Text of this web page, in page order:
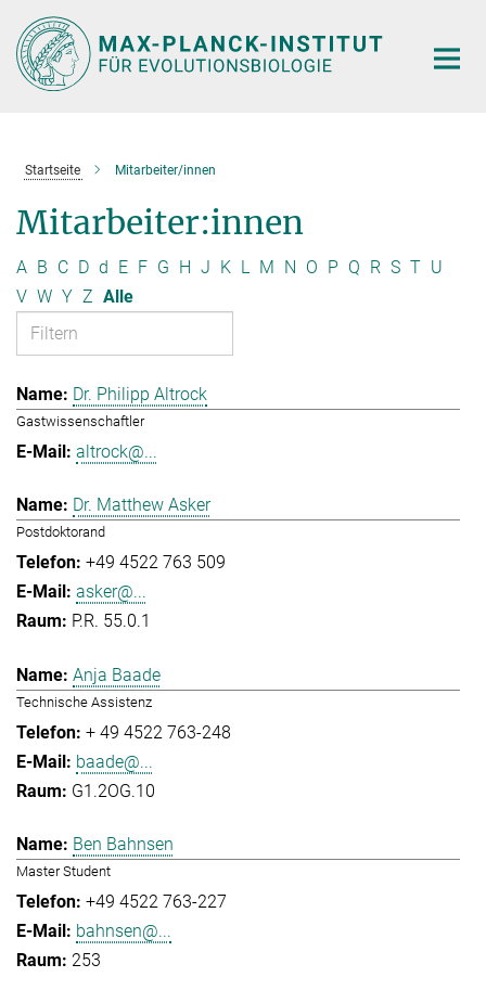
Hauptinhalt
Startseite Mitarbeiter/innen
Mitarbeiter:innen
A B C D d E F G H J K L M N O P Q R S T U
V W Y Z Alle
Dr. Philipp Altrock
Gastwissenschaftler
altrock@...
Dr. Matthew Asker
Postdoktorand
+49 4522 763 509
asker@...
P.R. 55.0.1
Anja Baade
Technische Assistenz
+ 49 4522 763-248
baade@...
G1.2OG.10
Ben Bahnsen
Master Student
+49 4522 763-227
bahnsen@...
253